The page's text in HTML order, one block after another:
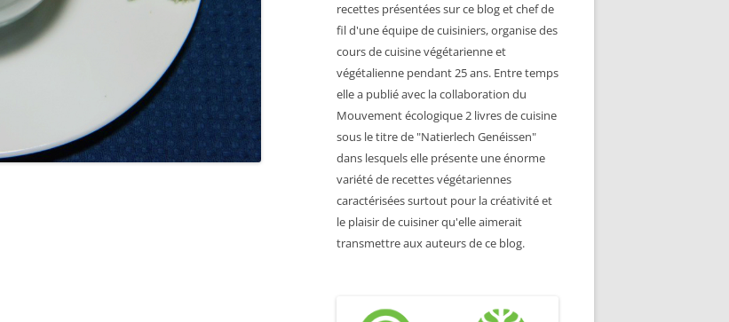
recettes présentées sur ce blog et chef de
fil d'une équipe de cuisiniers, organise des
cours de cuisine végétarienne et
végétalienne pendant 25 ans. Entre temps
elle a publié avec la collaboration du
Mouvement écologique 2 livres de cuisine
sous le titre de "Natierlech Genéissen"
dans lesquels elle présente une énorme
variété de recettes végétariennes
caractérisées surtout pour la créativité et
le plaisir de cuisiner qu'elle aimerait
transmettre aux auteurs de ce blog.